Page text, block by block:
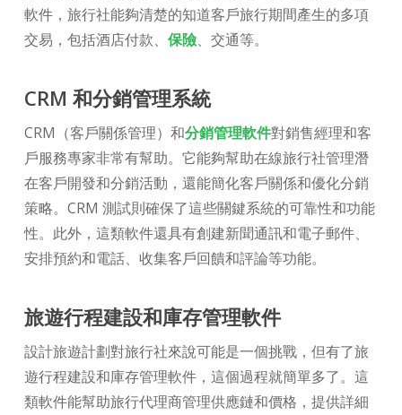
軟件，旅行社能夠清楚的知道客戶旅行期間產生的多項
交易，包括酒店付款、 保險、交通等。
CRM 和分銷管理系統
CRM（客戶關係管理）和分銷管理軟件對銷售經理和客
戶服務專家非常有幫助。它能夠幫助在線旅行社管理潛
在客戶開發和分銷活動，還能簡化客戶關係和優化分銷
策略。CRM 測試則確保了這些關鍵系統的可靠性和功能
性。此外，這類軟件還具有創建新聞通訊和電子郵件、
安排預約和電話、收集客戶回饋和評論等功能。
旅遊行程建設和庫存管理軟件
設計旅遊計劃對旅行社來說可能是一個挑戰，但有了旅
遊行程建設和庫存管理軟件，這個過程就簡單多了。這
類軟件能幫助旅行代理商管理供應鏈和價格，提供詳細